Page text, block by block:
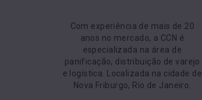
Com experiência de mais de 20
anos no mercado, a CCN é
especializada na área de
panificação, distribuição de varejo
e logística. Localizada na cidade de
Nova Friburgo, Rio de Janeiro.